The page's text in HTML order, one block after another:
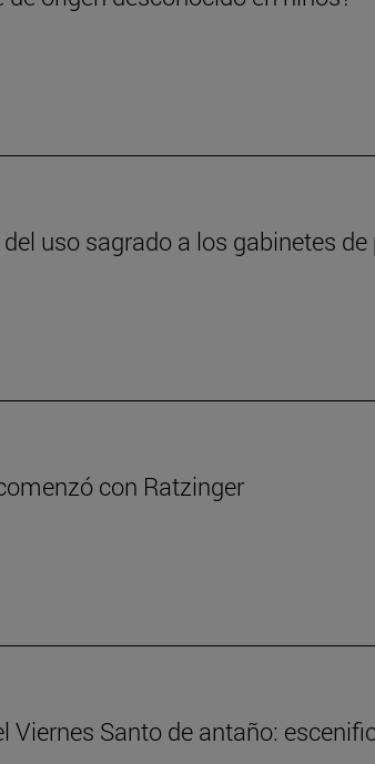
del uso sagrado a los gabinetes
con Ratzinger
Santo de antaño: